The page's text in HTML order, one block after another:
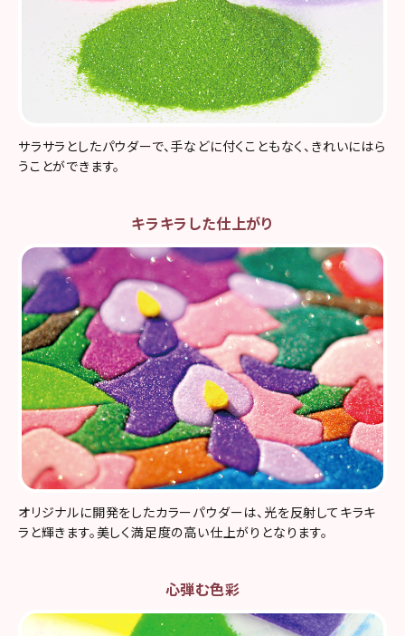
サラサラとしたパウダーで、手などに付くこともなく、きれいにはら
うことができます。
キラキラした仕上がり
オリジナルに開発をしたカラーパウダーは、光を反射してキラキ
ラと輝きます。美しく満足度の高い仕上がりとなります。
心弾む色彩